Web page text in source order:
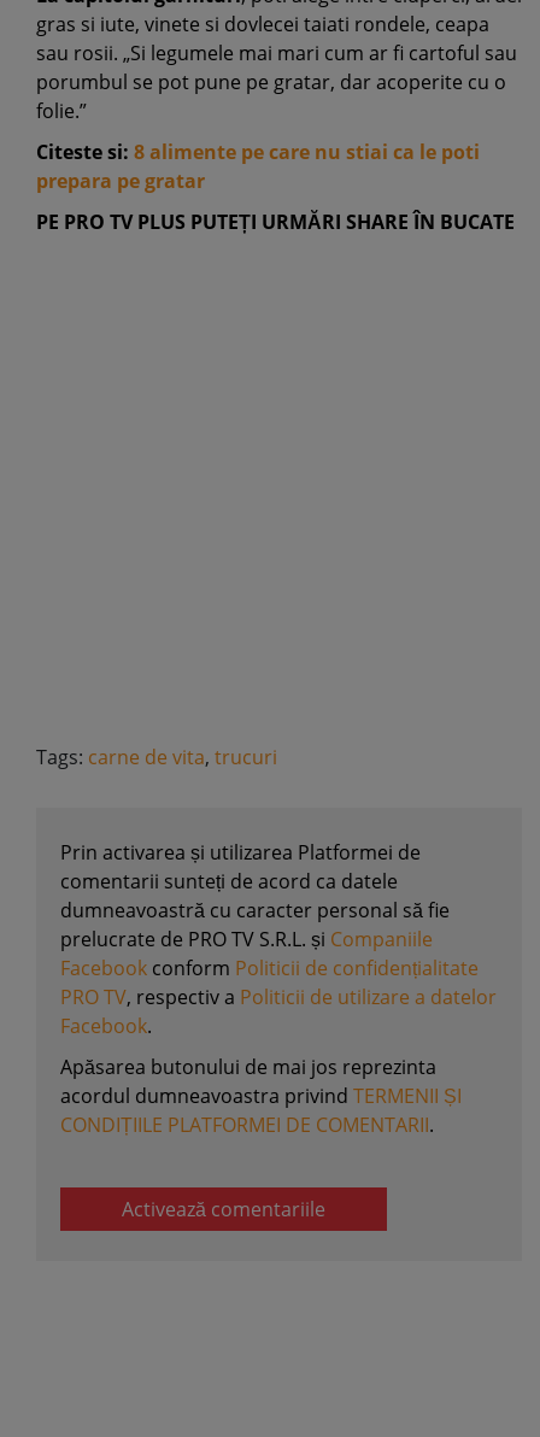
gras si iute, vinete si dovlecei taiati rondele, ceapa
sau rosii. „Si legumele mai mari cum ar fi cartoful sau
porumbul se pot pune pe gratar, dar acoperite cu o
folie.”
Citeste si: 8 alimente pe care nu stiai ca le poti
prepara pe gratar
PE PRO TV PLUS PUTEȚI URMĂRI SHARE ÎN BUCATE
Tags: carne de vita, trucuri
Prin activarea și utilizarea Platformei de
comentarii sunteți de acord ca datele
dumneavoastră cu caracter personal să fie
prelucrate de PRO TV S.R.L. și Companiile
Facebook conform Politicii de confidențialitate
PRO TV, respectiv a Politicii de utilizare a datelor
Facebook.
Apăsarea butonului de mai jos reprezinta
acordul dumneavoastra privind TERMENII ȘI
CONDIȚIILE PLATFORMEI DE COMENTARII.
Activează comentariile